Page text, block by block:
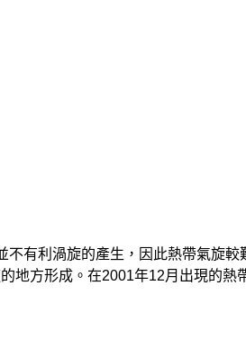
有利渦旋的產生，因此熱帶氣旋
地方形成。在2001年12月出現的